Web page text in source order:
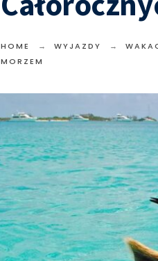
HOME WYJAZDY
MORZEM